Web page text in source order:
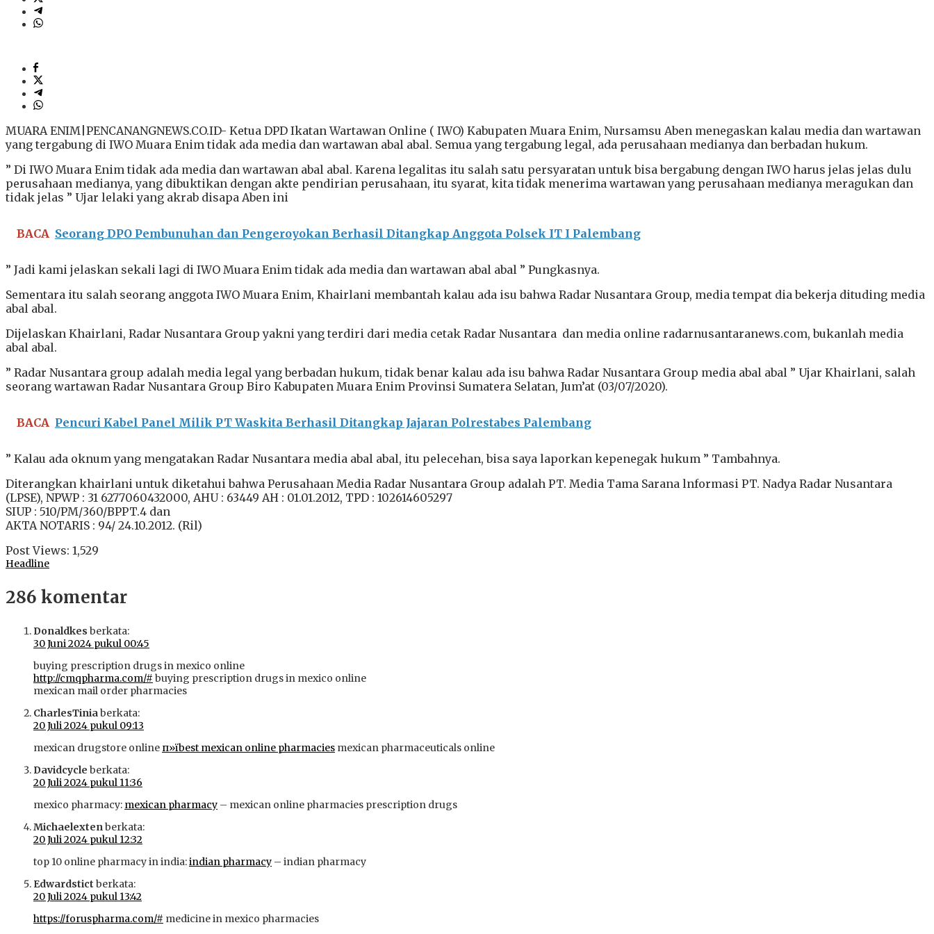
MUARA ENIM|PENCANANGNEWS.CO.ID- Ketua DPD Ikatan Wartawan Online ( IWO) Kabupaten Muara Enim, Nursamsu Aben menegaskan kalau media dan wartawan
yang tergabung di IWO Muara Enim tidak ada media dan wartawan abal abal. Semua yang tergabung legal, ada perusahaan medianya dan berbadan hukum.
” Di IWO Muara Enim tidak ada media dan wartawan abal abal. Karena legalitas itu salah satu persyaratan untuk bisa bergabung dengan IWO harus jelas jelas dulu
perusahaan medianya, yang dibuktikan dengan akte pendirian perusahaan, itu syarat, kita tidak menerima wartawan yang perusahaan medianya meragukan dan
tidak jelas ” Ujar lelaki yang akrab disapa Aben ini
BACA Seorang DPO Pembunuhan dan Pengeroyokan Berhasil Ditangkap Anggota Polsek IT I Palembang
” Jadi kami jelaskan sekali lagi di IWO Muara Enim tidak ada media dan wartawan abal abal ” Pungkasnya.
Sementara itu salah seorang anggota IWO Muara Enim, Khairlani membantah kalau ada isu bahwa Radar Nusantara Group, media tempat dia bekerja dituding media
abal abal.
Dijelaskan Khairlani, Radar Nusantara Group yakni yang terdiri dari media cetak Radar Nusantara dan media online radarnusantaranews.com, bukanlah media
abal abal.
” Radar Nusantara group adalah media legal yang berbadan hukum, tidak benar kalau ada isu bahwa Radar Nusantara Group media abal abal ” Ujar Khairlani, salah
seorang wartawan Radar Nusantara Group Biro Kabupaten Muara Enim Provinsi Sumatera Selatan, Jum’at (03/07/2020).
BACA Pencuri Kabel Panel Milik PT Waskita Berhasil Ditangkap Jajaran Polrestabes Palembang
” Kalau ada oknum yang mengatakan Radar Nusantara media abal abal, itu pelecehan, bisa saya laporkan kepenegak hukum ” Tambahnya.
Diterangkan khairlani untuk diketahui bahwa Perusahaan Media Radar Nusantara Group adalah PT. Media Tama Sarana lnformasi PT. Nadya Radar Nusantara
(LPSE), NPWP : 31 6277060432000, AHU : 63449 AH : 01.01.2012, TPD : 102614605297
SIUP : 510/PM/360/BPPT.4 dan
AKTA NOTARIS : 94/ 24.10.2012. (Ril)
Post Views: 1,529
Headline
286 komentar
Donaldkes berkata:
30 Juni 2024 pukul 00:45
buying prescription drugs in mexico online
http://cmqpharma.com/# buying prescription drugs in mexico online
mexican mail order pharmacies
CharlesTiniaberkata:
20 Juli 2024 pukul 09:13
mexican drugstore online п»їbest mexican online pharmacies mexican pharmaceuticals online
Davidcycle berkata:
20 Juli 2024 pukul 11:36
mexico pharmacy: mexican pharmacy – mexican online pharmacies prescription drugs
Michaelextenberkata:
20 Juli 2024 pukul 12:32
top 10 online pharmacy in india:indian pharmacy – indian pharmacy
Edwardstict berkata:
20 Juli 2024 pukul 13:42
https://foruspharma.com/# medicine in mexico pharmacies